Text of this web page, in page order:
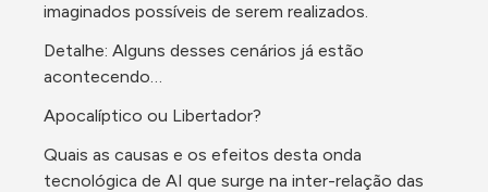
imaginados possíveis de serem realizados.
Detalhe: Alguns desses cenários já estão
acontecendo…
Apocalíptico ou Libertador?
Quais as causas e os efeitos desta onda
tecnológica de AI que surge na inter-relação das